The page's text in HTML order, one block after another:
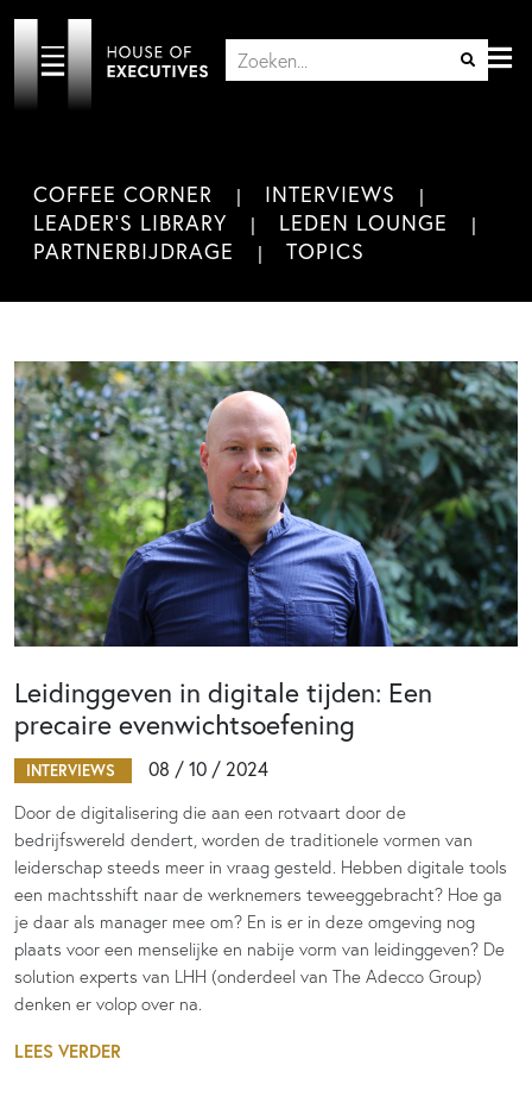
COFFEE CORNER
INTERVIEWS
LEADER'S LIBRARY
LEDEN LOUNGE
PARTNERBIJDRAGE
TOPICS
Leidinggeven in digitale tijden: Een
precaire evenwichtsoefening
INTERVIEWS 08 / 10 / 2024
Door de digitalisering die aan een rotvaart door de
bedrijfswereld dendert, worden de traditionele vormen van
leiderschap steeds meer in vraag gesteld. Hebben digitale tools
een machtsshift naar de werknemers teweeggebracht? Hoe ga
je daar als manager mee om? En is er in deze omgeving nog
plaats voor een menselijke en nabije vorm van leidinggeven? De
solution experts van LHH (onderdeel van The Adecco Group)
denken er volop over na.
LEES VERDER